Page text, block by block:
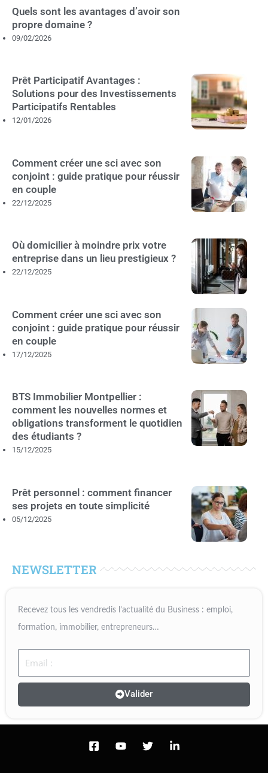
Quels sont les avantages d’avoir son
propre domaine ?
09/02/2026
Prêt Participatif Avantages :
Solutions pour des Investissements
Participatifs Rentables
12/01/2026
Comment créer une sci avec son
conjoint : guide pratique pour réussir
en couple
22/12/2025
Où domicilier à moindre prix votre
entreprise dans un lieu prestigieux ?
22/12/2025
Comment créer une sci avec son
conjoint : guide pratique pour réussir
en couple
17/12/2025
BTS Immobilier Montpellier :
comment les nouvelles normes et
obligations transforment le quotidien
des étudiants ?
15/12/2025
Prêt personnel : comment financer
ses projets en toute simplicité
05/12/2025
NEWSLETTER
Recevez tous les vendredis l’actualité du Business : emploi,
formation, immobilier, entrepreneurs…
Email
Valider